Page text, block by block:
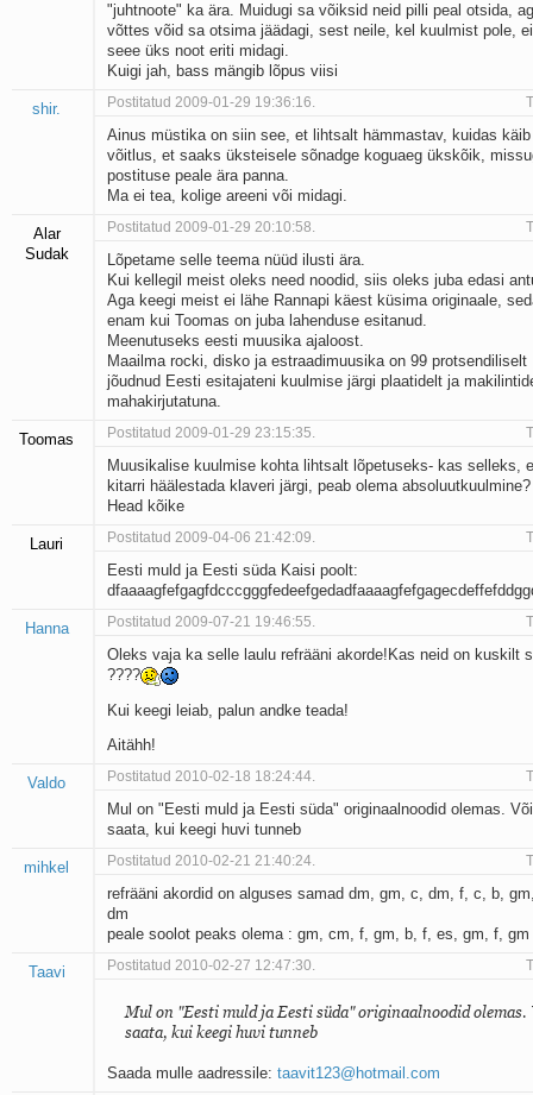
"juhtnoote" ka ära. Muidugi sa võiksid neid pilli peal otsida,
võttes võid sa otsima jäädagi, sest neile, kel kuulmist pole,
seee üks noot eriti midagi.
Kuigi jah, bass mängib lõpus viisi
shir. Postitatud 2009-01-29 19:36:16.
Ainus müstika on siin see, et lihtsalt hämmastav, kuidas
võitlus, et saaks üksteisele sõnadge koguaeg ükskõik,
postituse peale ära panna.
Ma ei tea, kolige areeni või midagi.
Alar
Sudak
Postitatud 2009-01-29 20:10:58.
Lõpetame selle teema nüüd ilusti ära.
Kui kellegil meist oleks need noodid, siis oleks juba edasi
Aga keegi meist ei lähe Rannapi käest küsima originaale,
enam kui Toomas on juba lahenduse esitanud.
Meenutuseks eesti muusika ajaloost.
Maailma rocki, disko ja estraadimuusika on 99 protsendiliselt
jõudnud Eesti esitajateni kuulmise järgi plaatidelt ja
mahakirjutatuna.
Toomas Postitatud 2009-01-29 23:15:35.
Muusikalise kuulmise kohta lihtsalt lõpetuseks- kas selleks,
kitarri häälestada klaveri järgi, peab olema absoluutkuulmine?
Head kõike
Lauri Postitatud 2009-04-06 21:42:09.
Eesti muld ja Eesti süda Kaisi poolt:
Hanna Postitatud 2009-07-21 19:46:55.
Oleks vaja ka selle laulu refrääni akorde!Kas neid on kuskilt
????
Kui keegi leiab, palun andke teada!
Aitähh!
Valdo Postitatud 2010-02-18 18:24:44.
Mul on "Eesti muld ja Eesti süda" originaalnoodid olemas.
saata, kui keegi huvi tunneb
mihkel Postitatud 2010-02-21 21:40:24.
refrääni akordid on alguses samad dm, gm, c, dm, f, c, b,
dm
peale soolot peaks olema : gm, cm, f, gm, b, f, es, gm, f, gm
Taavi Postitatud 2010-02-27 12:47:30.
Mul on "Eesti muld ja Eesti süda" originaalnoodid olemas.
saata, kui keegi huvi tunneb
Saada mulle aadressile: taavit123@hotmail.com